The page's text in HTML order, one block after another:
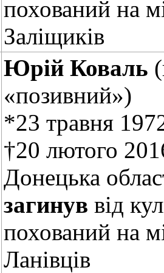
похований на
Заліщиків
Юрій Коваль
«позивний»)
*23 травня
†20 лютого
Донецька
загинув від
похований на
Ланівців